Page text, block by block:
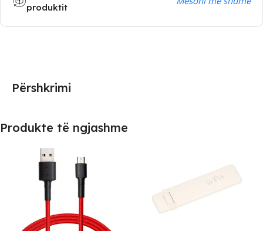
produktit
Përshkrimi
Produkte të ngjashme